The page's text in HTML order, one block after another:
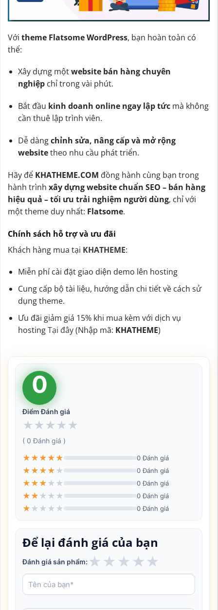
Với theme Flatsome WordPress, bạn hoàn toàn có
thể:
Xây dựng mộtwebsite bán hàng chuyên
nghiệpchỉ trong vài phút.
Bắt đầu kinh doanh online ngay lập tứcmà không
cần thuê lập trình viên.
Dễ dàngchỉnh sửa, nâng cấp và mở rộng
websitetheo nhu cầu phát triển.
Hãy để KHATHEME.COM đồng hành cùng bạn trong
hành trình xây dựng website chuẩn SEO – bán hàng
hiệu quả – tối ưu trải nghiệm người dùng, chỉ với
một theme duy nhất: Flatsome.
Chính sách hỗ trợ và ưu đãi
Khách hàng mua tại KHATHEME:
Miễn phí cài đặt giao diện demo lên hosting
Cung cấp bộ tài liệu, hướng dẫn chi tiết về cách sử
dụng theme.
Ưu đãi giảm giá 15% khi mua kèm với dịch vụ
hostingTại đây(Nhập mã: KHATHEME)
0
Điểm Đánh giá
★ ★ ★ ★ ★
( 0 Đánh giá )
★ ★ ★ ★ ★ 0 Đánh giá
★ ★ ★ ★ ★ 0 Đánh giá
★ ★ ★ ★ ★ 0 Đánh giá
★ ★ ★ ★ ★ 0 Đánh giá
★ ★ ★ ★ ★ 0 Đánh giá
Để lại đánh giá của bạn
Đánh giá sản phẩm: ★ ★ ★ ★★